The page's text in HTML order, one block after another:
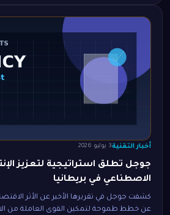
أخبار التقنية3 يوليو 2026
جوجل تطلق استراتيجية لتعزيز
الاصطناعي في بريطانيا
كشفت جوجل في تقريرها الأخير عن الأثر
عن خطط طموحة لتمكين القوى العاملة من